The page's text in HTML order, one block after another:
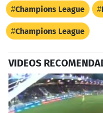
Champions League
Champions League
VIDEOS